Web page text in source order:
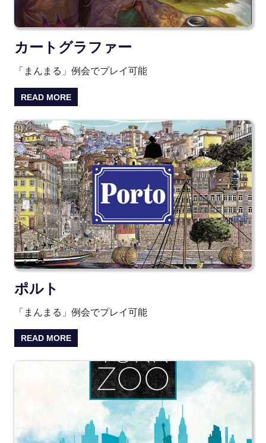
カートグラファー
「まんまる」例会でプレイ可能
READ MORE
ポルト
「まんまる」例会でプレイ可能
READ MORE